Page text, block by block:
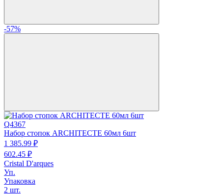
-57%
Q4367
Набор стопок ARCHITECTE 60мл 6шт
1 385.99 ₽
602.45 ₽
Cristal D'arques
Уп.
Упаковка
2 шт.